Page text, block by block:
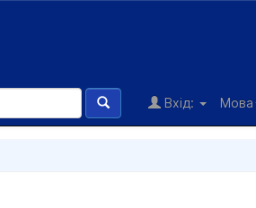
Мова
Вхід: